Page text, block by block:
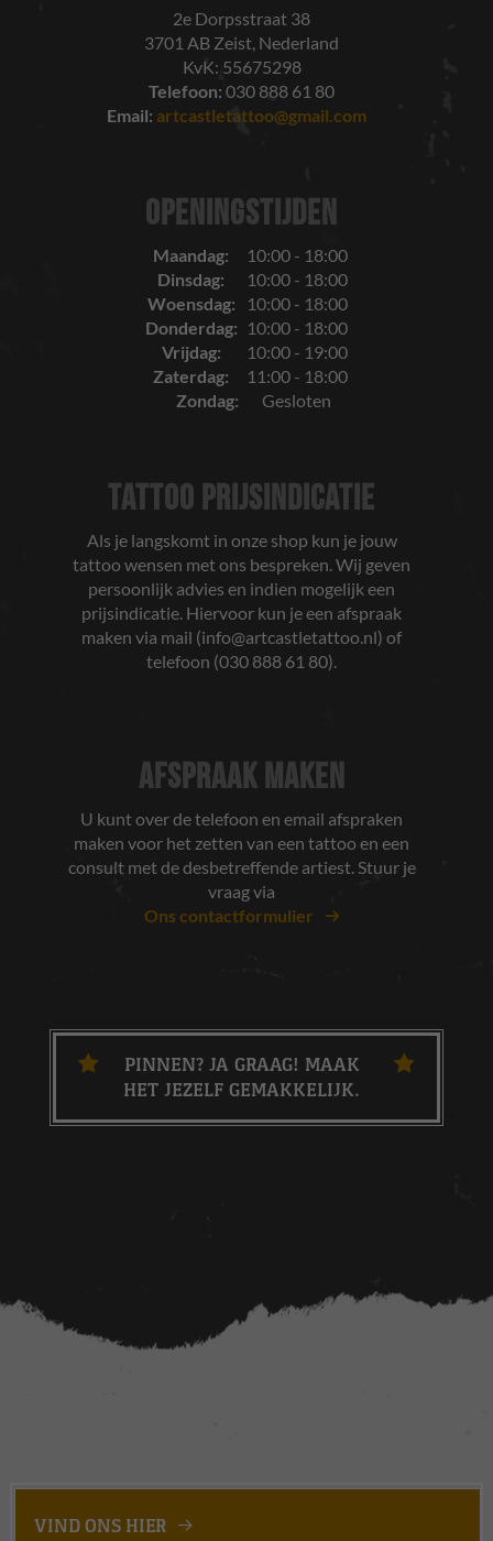
2e Dorpsstraat 38
3701 AB Zeist, Nederland
KvK: 55675298
Telefoon: 030 888 61 80
Email: artcastletattoo@gmail.com
OPENINGSTIJDEN
Maandag:
10:00 - 18:00
Dinsdag:
10:00 - 18:00
Woensdag:
10:00 - 18:00
Donderdag: 10:00 - 18:00
Vrijdag:
10:00 - 19:00
Zaterdag:
11:00 - 18:00
Zondag:
Gesloten
TATTOO PRIJSINDICATIE
Als je langskomt in onze shop kun je jouw
tattoo wensen met ons bespreken. Wij geven
persoonlijk advies en indien mogelijk een
prijsindicatie. Hiervoor kun je een afspraak
maken via mail (info@artcastletattoo.nl) of
telefoon (030 888 61 80).
AFSPRAAK MAKEN
U kunt over de telefoon en email afspraken
maken voor het zetten van een tattoo en een
consult met de desbetreffende artiest. Stuur je
vraag via
Ons contactformulier
PINNEN? JA GRAAG! MAAK
HET JEZELF GEMAKKELIJK.
VIND ONS HIER